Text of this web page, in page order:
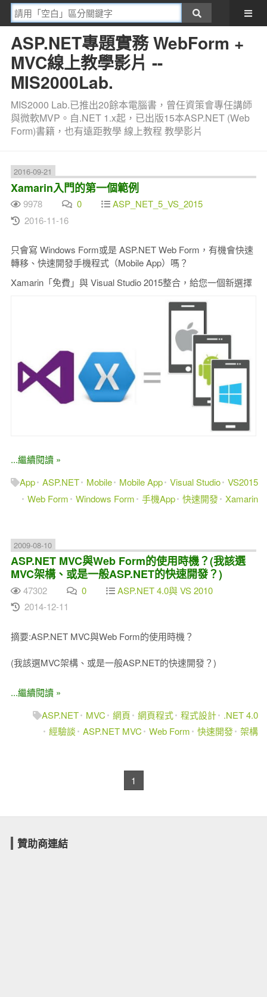
ASP.NET專題實務 WebForm +
MVC線上教學影片 --
MIS2000Lab.
MIS2000 Lab.已推出20餘本電腦書，曾任資策會專任講師
與微軟MVP。自.NET 1.x起，已出版15本ASP.NET (Web
Form)書籍，也有遠距教學 線上教程 教學影片
2016-09-21
Xamarin入門的第一個範例
9978 0
ASP_NET_5_VS_2015
2016-11-16
只會寫 Windows Form或是 ASP.NET Web Form，有機會快速
轉移、快速開發手機程式（Mobile App）嗎？
Xamarin「免費」與 Visual Studio 2015整合，給您一個新選擇
...繼續閱讀 »
App ASP.NET Mobile Mobile App Visual Studio VS2015
Web Form
Windows Form 手機App 快速開發 Xamarin
2009-08-10
ASP.NET MVC與Web Form的使用時機？(我該選
MVC架構、或是一般ASP.NET的快速開發？)
47302 0
ASP.NET 4.0與 VS 2010
2014-12-11
摘要:ASP.NET MVC與Web Form的使用時機？
(我該選MVC架構、或是一般ASP.NET的快速開發？)
...繼續閱讀 »
ASP.NET
MVC 網頁 網頁程式 程式設計
.NET 4.0
經驗談
ASP.NET MVC Web Form 快速開發 架構
1
贊助商連結